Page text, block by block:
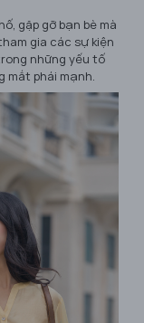
gặp gỡ bạn bè mà
gia các sự kiện
những yếu tố
mắt phái mạnh.